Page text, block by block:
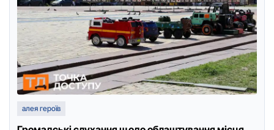
алея героїв